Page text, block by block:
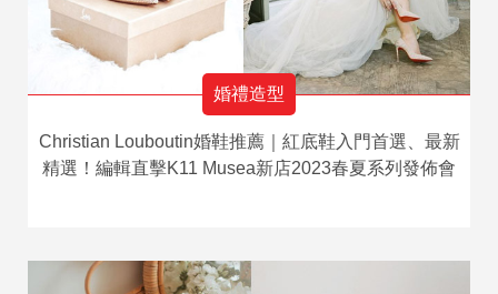
婚禮造型
Christian Louboutin婚鞋推薦｜紅底鞋入門首選、最新
精選！編輯直擊K11 Musea新店2023春夏系列發佈會